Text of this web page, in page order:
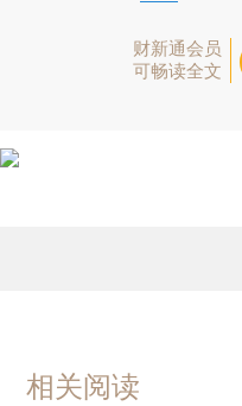
财新通会员
可畅读全文
相关阅读